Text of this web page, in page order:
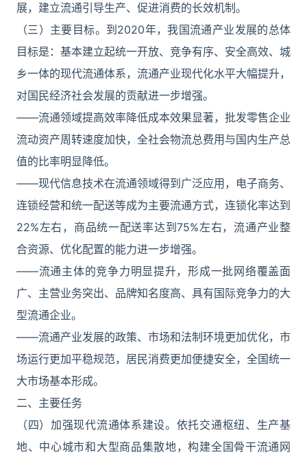
展，建立流通引导生产、促进消费的长效机制。
（三）主要目标。到2020年，我国流通产业发展的总体
目标是：基本建立起统一开放、竞争有序、安全高效、城
乡一体的现代流通体系，流通产业现代化水平大幅提升，
对国民经济社会发展的贡献进一步增强。
——流通领域提高效率降低成本效果显著，批发零售企业
流动资产周转速度加快，全社会物流总费用与国内生产总
值的比率明显降低。
——现代信息技术在流通领域得到广泛应用，电子商务、
连锁经营和统一配送等成为主要流通方式，连锁化率达到
22%左右，商品统一配送率达到75%左右，流通产业整
合资源、优化配置的能力进一步增强。
——流通主体的竞争力明显提升，形成一批网络覆盖面
广、主营业务突出、品牌知名度高、具有国际竞争力的大
型流通企业。
——流通产业发展的政策、市场和法制环境更加优化，市
场运行更加平稳规范，居民消费更加便捷安全，全国统一
大市场基本形成。
二、主要任务
（四）加强现代流通体系建设。依托交通枢纽、生产基
地、中心城市和大型商品集散地，构建全国骨干流通网